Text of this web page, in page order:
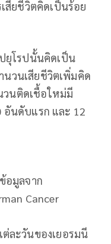
สียชีวิตคิดเป็นร้อย
ยุโรปนั้นคิดเป็น
นวนเสียชีวิตเพิ่มคิด
วนติดเชื้อใหม่มี
อันดับแรก และ 12
อมูลจาก
Cancer
ละวันของเยอรมนี